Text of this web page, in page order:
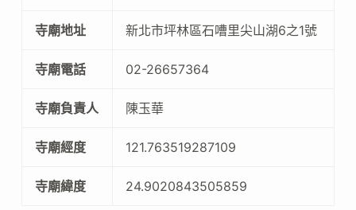
寺廟地址 新北市坪林區石嘈里尖山湖6之1號
寺廟電話 02-26657364
寺廟負責人 陳玉華
寺廟經度 121.763519287109
寺廟緯度 24.9020843505859